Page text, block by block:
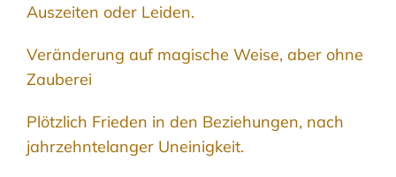
Auszeiten oder Leiden.
Veränderung auf magische Weise, aber ohne
Zauberei
Plötzlich Frieden in den Beziehungen, nach
jahrzehntelanger Uneinigkeit.